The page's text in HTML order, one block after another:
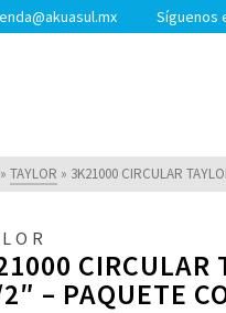
Síguenos
» TAYLOR » 3K21000 CIRCULAR
CIRCULAR
– PAQUETE